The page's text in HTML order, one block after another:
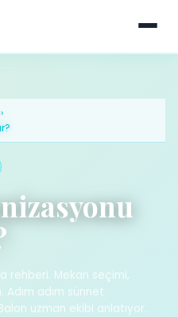
›
rehberi. Mekan seçimi,
adım sünnet
uzman ekibi anlatıyor.